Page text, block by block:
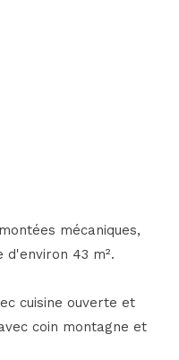
mécaniques,
43 m².
cuisine ouverte et
coin montagne et